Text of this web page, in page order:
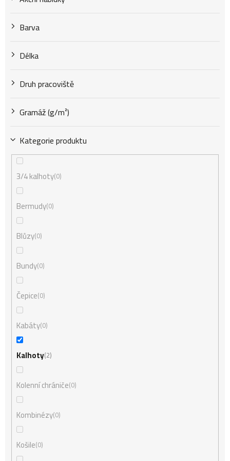
k
ů
Barva
Délka
Druh pracoviště
Gramáž (g/m²)
Kategorie produktu
3/4 kalhoty 0
Bermudy 0
Blůzy 0
Bundy 0
Čepice 0
Kabáty 0
Kalhoty 2
Kolenní chrániče 0
Kombinézy 0
Košile 0